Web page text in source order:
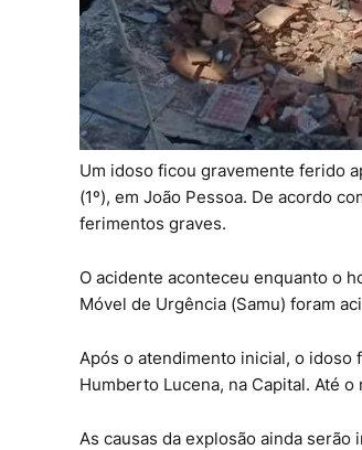
Um idoso ficou gravemente ferido
(1º), em João Pessoa. De acordo
ferimentos graves.
O acidente aconteceu enquanto o
Móvel de Urgência (Samu) foram
Após o atendimento inicial, o idoso
Humberto Lucena, na Capital. Até
As causas da explosão ainda